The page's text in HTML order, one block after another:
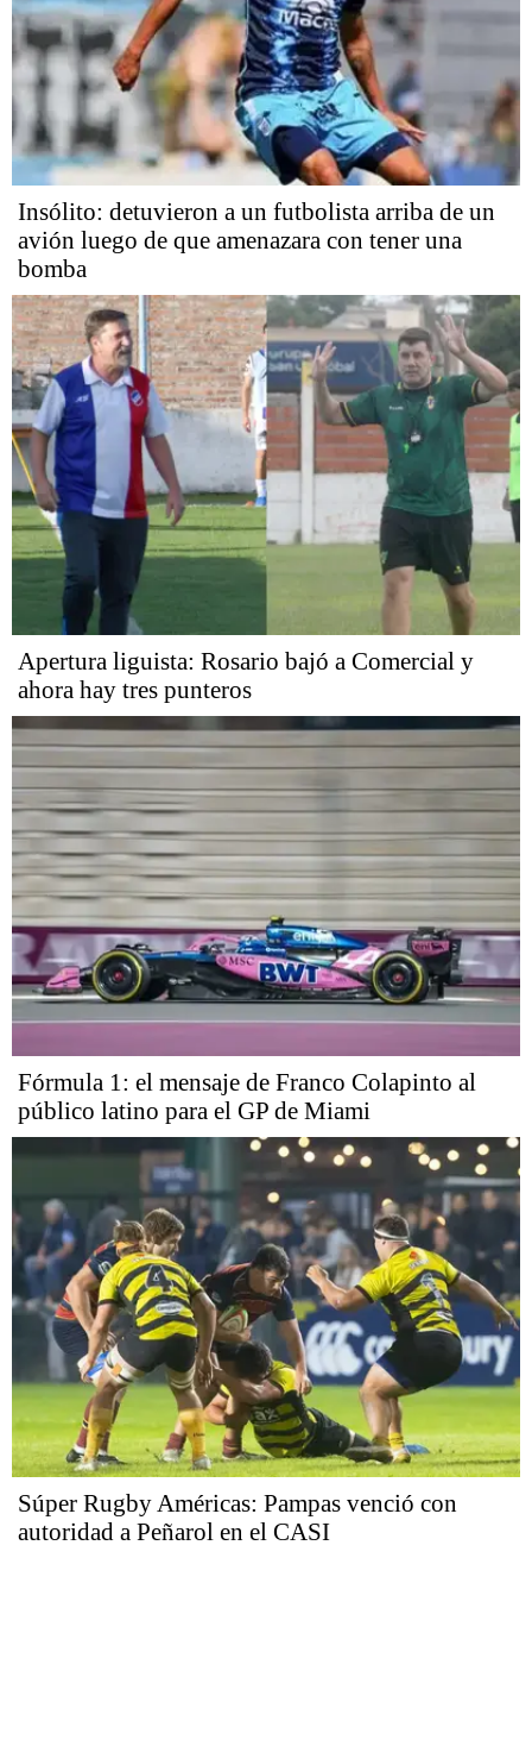
Insólito: detuvieron a un futbolista arriba de un
avión luego de que amenazara con tener una
bomba
Apertura liguista: Rosario bajó a Comercial y
ahora hay tres punteros
Fórmula 1: el mensaje de Franco Colapinto al
público latino para el GP de Miami
Súper Rugby Américas: Pampas venció con
autoridad a Peñarol en el CASI